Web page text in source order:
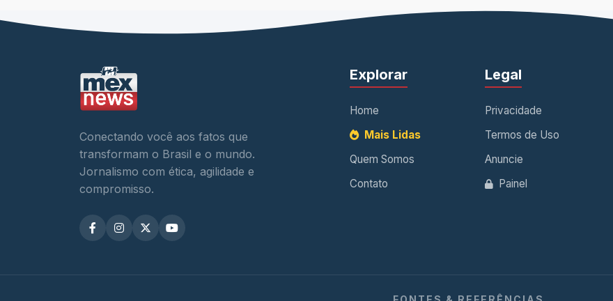
Conectando você aos fatos que
transformam o Brasil e o mundo.
Jornalismo com ética, agilidade e
compromisso.
Explorar
Home
Mais Lidas
Quem Somos
Contato
Legal
Privacidade
Termos de Uso
Anuncie
Painel